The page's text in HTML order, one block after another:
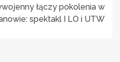
łączy pokolenia w
spektakl I LO i UTW